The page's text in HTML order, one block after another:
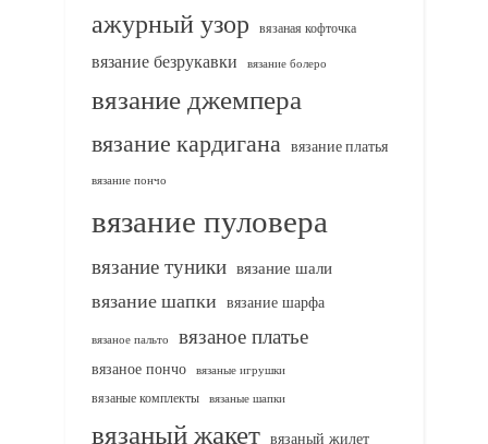
ажурный узор вязаная кофточка
вязание безрукавки вязание болеро
вязание джемпера
вязание кардигана вязание платья
вязание пончо
вязание пуловера
вязание туники вязание шали
вязание шапки вязание шарфа
вязаное пальто вязаное платье
вязаное пончо вязаные игрушки
вязаные комплекты
вязаные шапки
вязаный жакет вязаный жилет